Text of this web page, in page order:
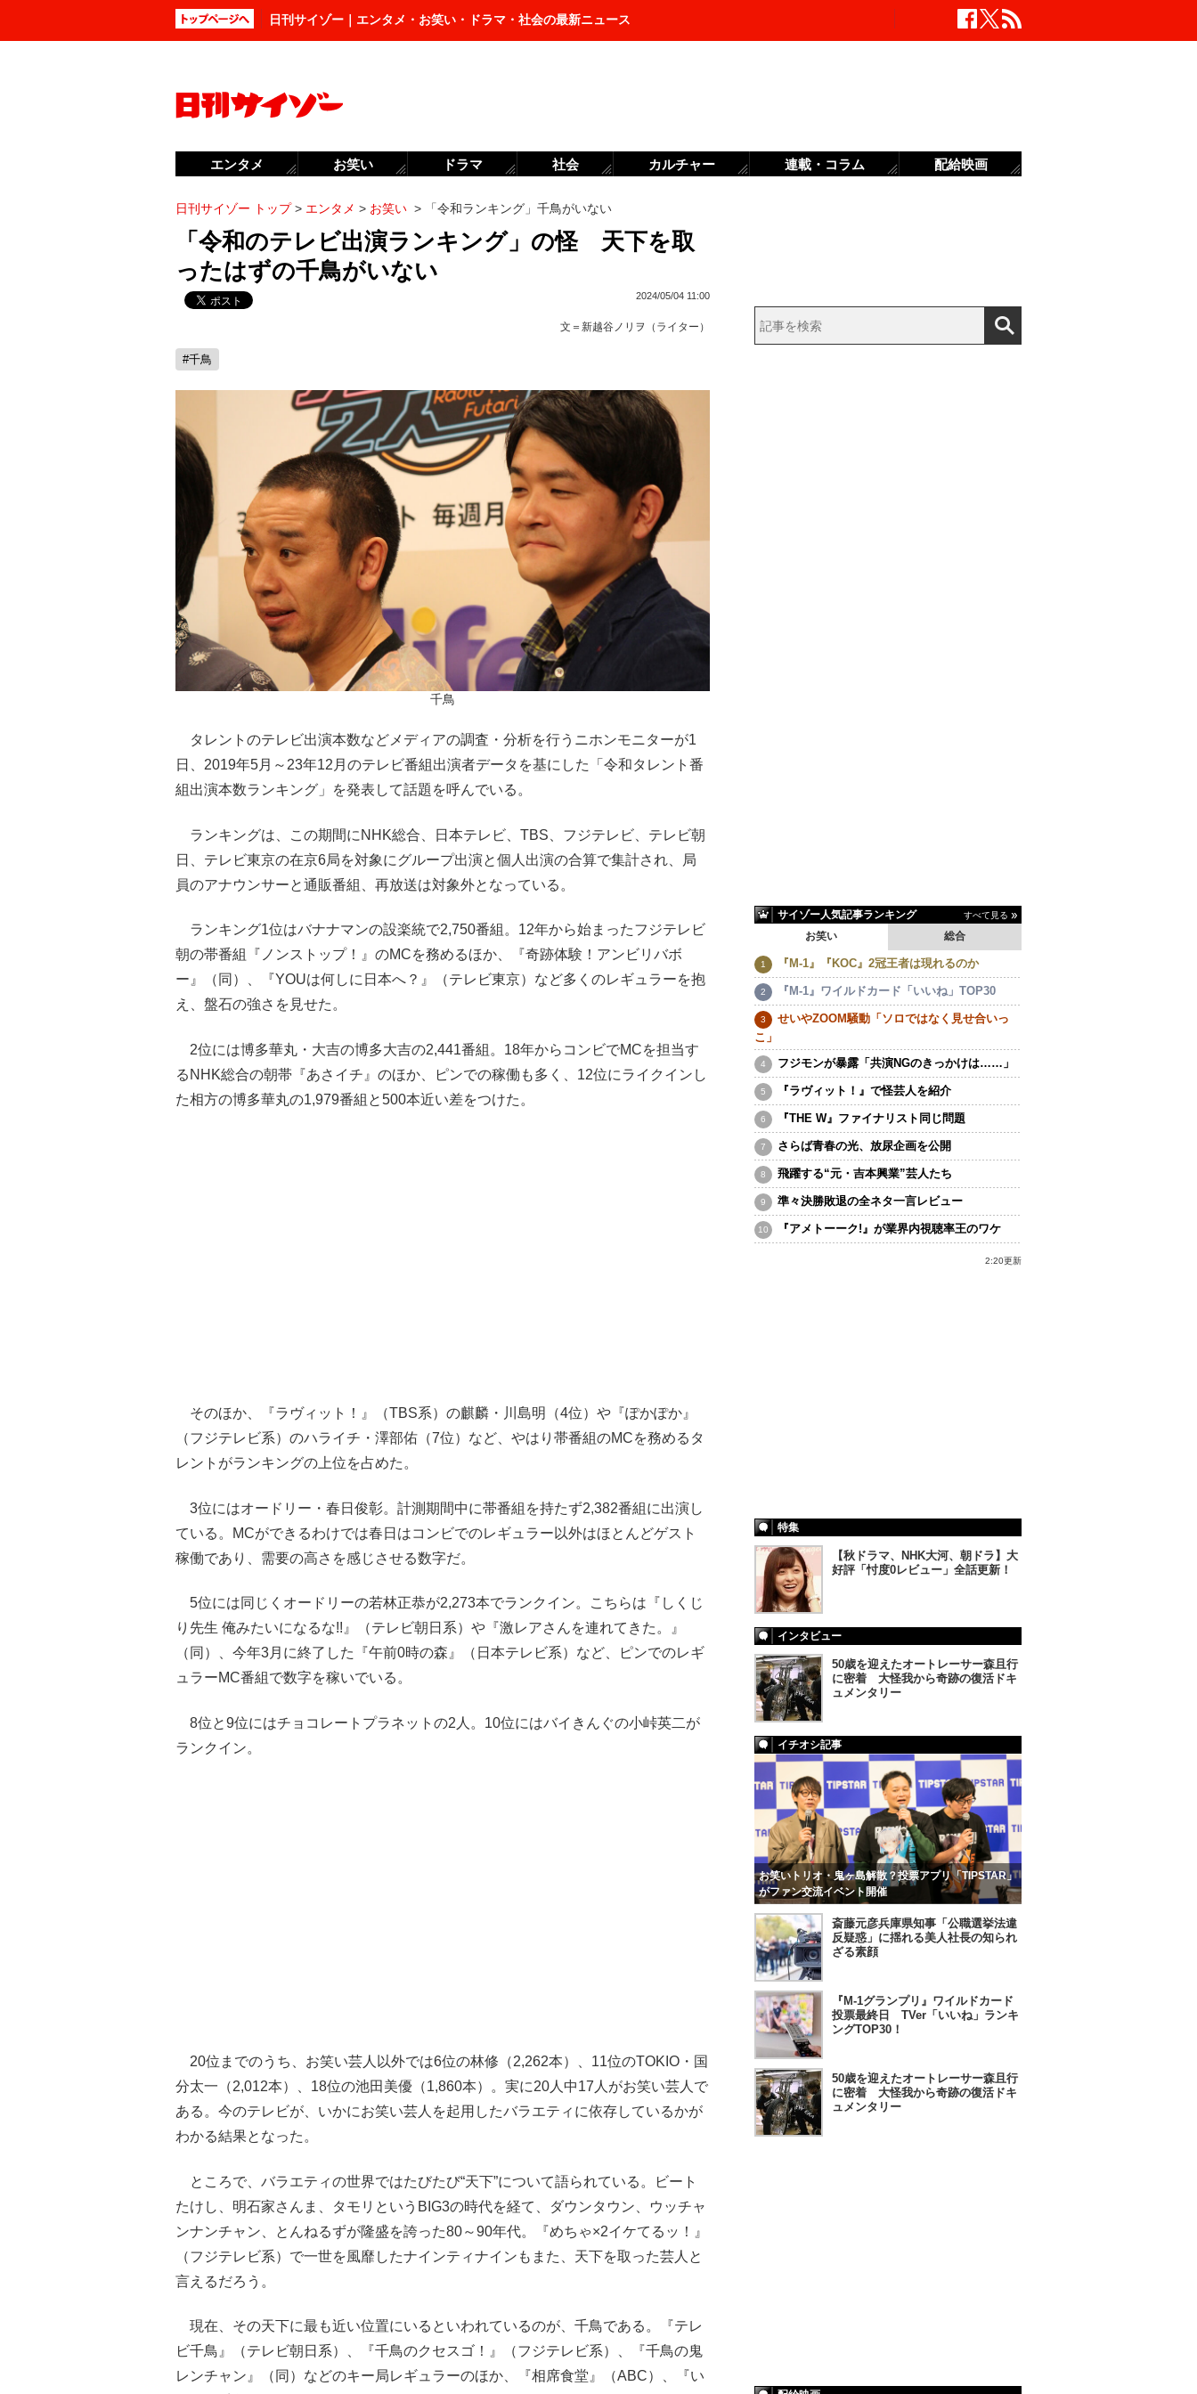
日刊サイゾー｜エンタメ・お笑い・ドラマ・社会の最新ニュース
日刊サイゾー トップ> エンタメ > お笑い > 「令和ランキング」千鳥がいない
「令和のテレビ出演ランキング」の怪 天下を取
ったはずの千鳥がいない
2024/05/04 11:00
文＝ 新越谷ノリヲ（ライター）
#千鳥
千鳥
タレントのテレビ出演本数などメディアの調査・分析を行うニホンモニターが1
日、2019年5月～23年12月のテレビ番組出演者データを基にした「令和タレント番
組出演本数ランキング」を発表して話題を呼んでいる。
ランキングは、この期間にNHK総合、日本テレビ、TBS、フジテレビ、テレビ朝
日、テレビ東京の在京6局を対象にグループ出演と個人出演の合算で集計され、局
員のアナウンサーと通販番組、再放送は対象外となっている。
ランキング1位はバナナマンの設楽統で2,750番組。12年から始まったフジテレビ
朝の帯番組『ノンストップ！』のMCを務めるほか、『奇跡体験！アンビリバボ
ー』（同）、『YOUは何しに日本へ？』（テレビ東京）など多くのレギュラーを抱
え、盤石の強さを見せた。
2位には博多華丸・大吉の博多大吉の2,441番組。18年からコンビでMCを担当す
るNHK総合の朝帯『あさイチ』のほか、ピンでの稼働も多く、12位にライクインし
た相方の博多華丸の1,979番組と500本近い差をつけた。
そのほか、『ラヴィット！』（TBS系）の麒麟・川島明（4位）や『ぽかぽか』
（フジテレビ系）のハライチ・澤部佑（7位）など、やはり帯番組のMCを務めるタ
レントがランキングの上位を占めた。
3位にはオードリー・春日俊彰。計測期間中に帯番組を持たず2,382番組に出演し
ている。MCができるわけでは春日はコンビでのレギュラー以外はほとんどゲスト
稼働であり、需要の高さを感じさせる数字だ。
5位には同じくオードリーの若林正恭が2,273本でランクイン。こちらは『しくじ
り先生 俺みたいになるな!!』（テレビ朝日系）や『激レアさんを連れてきた。』
（同）、今年3月に終了した『午前0時の森』（日本テレビ系）など、ピンでのレギ
ュラーMC番組で数字を稼いでいる。
8位と9位にはチョコレートプラネットの2人。10位にはバイきんぐの小峠英二が
ランクイン。
20位までのうち、お笑い芸人以外では6位の林修（2,262本）、11位のTOKIO・国
分太一（2,012本）、18位の池田美優（1,860本）。実に20人中17人がお笑い芸人で
ある。今のテレビが、いかにお笑い芸人を起用したバラエティに依存しているかが
わかる結果となった。
ところで、バラエティの世界ではたびたび“天下”について語られている。ビート
たけし、明石家さんま、タモリというBIG3の時代を経て、ダウンタウン、ウッチャ
ンナンチャン、とんねるずが隆盛を誇った80～90年代。『めちゃ×2イケてるッ！』
（フジテレビ系）で一世を風靡したナインティナインもまた、天下を取った芸人と
言えるだろう。
現在、その天下に最も近い位置にいるといわれているのが、千鳥である。『テレ
ビ千鳥』（テレビ朝日系）、『千鳥のクセスゴ！』（フジテレビ系）、『千鳥の鬼
レンチャン』（同）などのキー局レギュラーのほか、『相席食堂』（ABC）、『い
サイゾー人気記事ランキング すべて見る
お笑い 総合
『M-1』『KOC』2冠王者は現れるのか
『M-1』ワイルドカード「いいね」TOP30
せいやZOOM騒動「ソロではなく見せ合いっ
こ」
フジモンが暴露「共演NGのきっかけは……」
『ラヴィット！』で怪芸人を紹介
『THE W』ファイナリスト同じ問題
さらば青春の光、放尿企画を公開
飛躍する“元・吉本興業”芸人たち
準々決勝敗退の全ネタ一言レビュー
『アメトーーク!』が業界内視聴率王のワケ
2:20更新
特集
【秋ドラマ、NHK大河、朝ドラ】大
好評「忖度0レビュー」全話更新！
インタビュー
50歳を迎えたオートレーサー森且行
に密着 大怪我から奇跡の復活ドキ
ュメンタリー
イチオシ記事
お笑いトリオ・鬼ヶ島解散？投票アプリ「TIPSTAR」
がファン交流イベント開催
斎藤元彦兵庫県知事「公職選挙法違
反疑惑」に揺れる美人社長の知られ
ざる素顔
『M-1グランプリ』ワイルドカード
投票最終日 TVer「いいね」ランキ
ングTOP30！
50歳を迎えたオートレーサー森且行
に密着 大怪我から奇跡の復活ドキ
ュメンタリー
エンタメ お笑い ドラマ 社会 カルチャー 連載・コラム 配給映画